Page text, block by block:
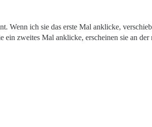
Wenn ich sie das erste Mal anklicke,
zweites Mal anklicke, erscheinen sie an